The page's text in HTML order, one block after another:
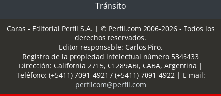
Tránsito
Caras - Editorial Perfil S.A. | © Perfil.com 2006-2026 - Todos los
derechos reservados.
Editor responsable: Carlos Piro.
Registro de la propiedad intelectual número 5346433
Dirección: California 2715, C1289ABI, CABA, Argentina |
Teléfono: (+5411) 7091-4921 / (+5411) 7091-4922| E-mail:
perfilcom@perfil.com